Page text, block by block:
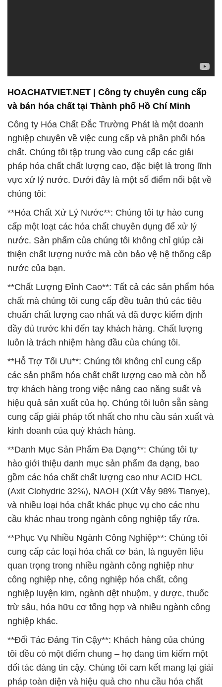
Công ty Hóa Chất Đắc Trường Phát là một doanh
nghiệp chuyên về việc cung cấp và phân phối hóa
chất. Chúng tôi tập trung vào cung cấp các giải
pháp hóa chất chất lượng cao, đặc biệt là trong lĩnh
vực xử lý nước. Dưới đây là một số điểm nổi bật về
chúng tôi:
**Hóa Chất Xử Lý Nước**: Chúng tôi tự hào cung
cấp một loạt các hóa chất chuyên dụng để xử lý
nước. Sản phẩm của chúng tôi không chỉ giúp cải
thiện chất lượng nước mà còn bảo vệ hệ thống cấp
nước của bạn.
**Chất Lượng Đỉnh Cao**: Tất cả các sản phẩm hóa
chất mà chúng tôi cung cấp đều tuân thủ các tiêu
chuẩn chất lượng cao nhất và đã được kiểm định
đầy đủ trước khi đến tay khách hàng. Chất lượng
luôn là trách nhiệm hàng đầu của chúng tôi.
**Hỗ Trợ Tối Ưu**: Chúng tôi không chỉ cung cấp
các sản phẩm hóa chất chất lượng cao mà còn hỗ
trợ khách hàng trong việc nâng cao năng suất và
hiệu quả sản xuất của họ. Chúng tôi luôn sẵn sàng
cung cấp giải pháp tốt nhất cho nhu cầu sản xuất và
kinh doanh của quý khách hàng.
**Danh Mục Sản Phẩm Đa Dạng**: Chúng tôi tự
hào giới thiệu danh mục sản phẩm đa dạng, bao
gồm các hóa chất chất lượng cao như ACID HCL
(Axit Clohydric 32%), NAOH (Xút Vảy 98% Tianye),
và nhiều loại hóa chất khác phục vụ cho các nhu
cầu khác nhau trong ngành công nghiệp tẩy rửa.
**Phục Vụ Nhiều Ngành Công Nghiệp**: Chúng tôi
cung cấp các loại hóa chất cơ bản, là nguyên liệu
quan trọng trong nhiều ngành công nghiệp như
công nghiệp nhẹ, công nghiệp hóa chất, công
nghiệp luyện kim, ngành dệt nhuộm, y dược, thuốc
trừ sâu, hóa hữu cơ tổng hợp và nhiều ngành công
nghiệp khác.
**Đối Tác Đáng Tin Cậy**: Khách hàng của chúng
tôi đều có một điểm chung – họ đang tìm kiếm một
đối tác đáng tin cậy. Chúng tôi cam kết mang lại giải
pháp toàn diện và hiệu quả cho nhu cầu hóa chất
của quý khách hàng, và luôn đảm bảo rằng các sản
phẩm hóa chất mà chúng tôi cung cấp tuân thủ các
quy định và tiêu chuẩn nghiêm ngặt nhất.
Với kinh nghiệm và sự cam kết của chúng tôi đối